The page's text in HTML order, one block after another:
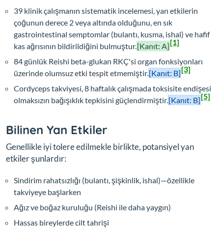
39 klinik çalışmanın sistematik incelemesi, yan etkilerin
çoğunun derece 2 veya altında olduğunu, en sık
gastrointestinal semptomlar (bulantı, kusma, ishal) ve hafif
kas ağrısının bildirildiğini bulmuştur.[Kanıt: A][1]
84 günlük Reishi beta-glukan RKÇ'si organ fonksiyonları
üzerinde olumsuz etki tespit etmemiştir.[Kanıt: B][3]
Cordyceps takviyesi, 8 haftalık çalışmada toksisite endişesi
olmaksızın bağışıklık tepkisini güçlendirmiştir.[Kanıt: B][5]
Bilinen Yan Etkiler
Genellikle iyi tolere edilmekle birlikte, potansiyel yan
etkiler şunlardır:
Sindirim rahatsızlığı (bulantı, şişkinlik, ishal)—özellikle
takviyeye başlarken
Ağız ve boğaz kuruluğu (Reishi ile daha yaygın)
Hassas bireylerde cilt tahrişi